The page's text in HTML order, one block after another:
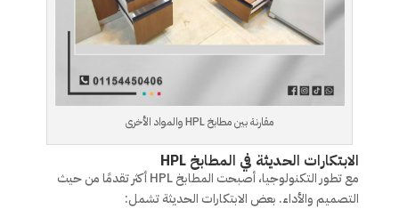
مقارنة بين مطابخ HPL والمواد الأخرى
الابتكارات الحديثة في المطابخ HPL
مع تطور التكنولوجيا، أصبحت المطابخ HPL أكثر تقدمًا من حيث
التصميم والأداء. بعض الابتكارات الحديثة تشمل: